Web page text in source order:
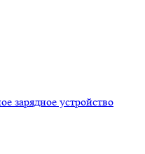
зарядное устройство